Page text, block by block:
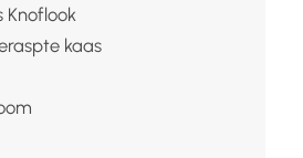
Knoflook
kaas